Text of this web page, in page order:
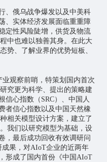
、俄乌战争爆发以及中美科
、实体经济发展面临重重障
定性风险陡增，供货及物流
中也难以独善其身。在此大
势、了解业界的优势短板、
观察前哨，特策划国内首次
究更为科学、提出的策略建
信心指数（SRC）、中国人
者信心指数以及中国天然橡
相关模型设计方案，建立了
我们以研究模型为基础，设
，最后成功回收有效调研问
果，对AIoT企业的近两年
形成了国内首份《中国AIoT